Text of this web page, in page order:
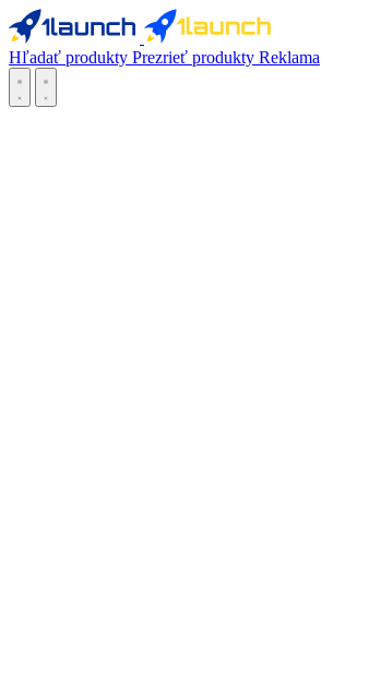
Hľadať produkty Prezrieť produkty Reklama